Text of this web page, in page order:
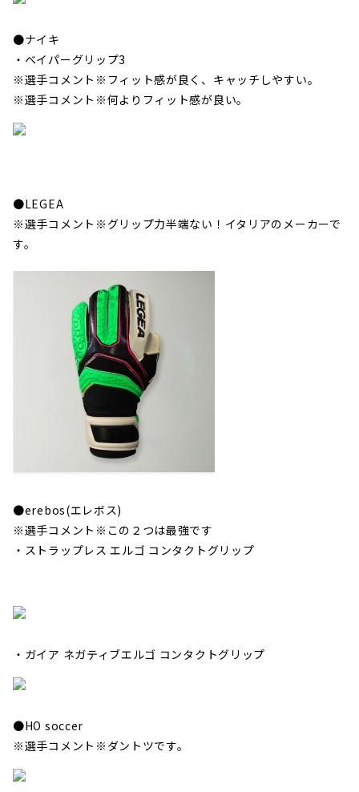
●ナイキ
・ベイパーグリップ3
※選手コメント※フィット感が良く、キャッチしやすい。
※選手コメント※何よりフィット感が良い。
●LEGEA
※選手コメント※グリップ力半端ない！イタリアのメーカーで
す。
●erebos(エレボス)
※選手コメント※この２つは最強です
・ストラップレス エルゴ コンタクトグリップ
・ガイア ネガティブエルゴ コンタクトグリップ
●HO soccer
※選手コメント※ダントツです。